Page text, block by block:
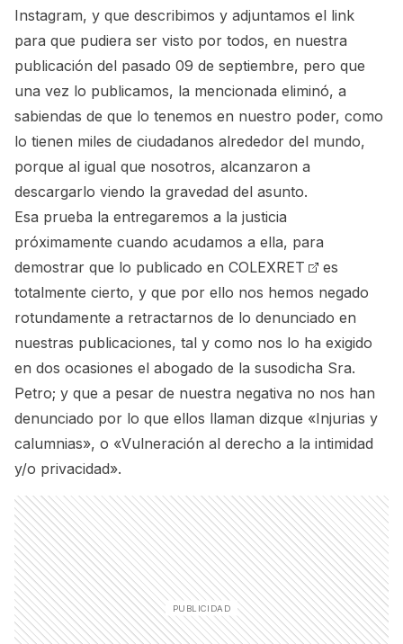
Instagram, y que describimos y adjuntamos el link
para que pudiera ser visto por todos, en nuestra
publicación del pasado 09 de septiembre, pero que
una vez lo publicamos, la mencionada eliminó, a
sabiendas de que lo tenemos en nuestro poder, como
lo tienen miles de ciudadanos alrededor del mundo,
porque al igual que nosotros, alcanzaron a
descargarlo viendo la gravedad del asunto.
Esa prueba la entregaremos a la justicia
próximamente cuando acudamos a ella, para
demostrar que lo publicado en COLEXRET
es
totalmente cierto, y que por ello nos hemos negado
rotundamente a retractarnos de lo denunciado en
nuestras publicaciones, tal y como nos lo ha exigido
en dos ocasiones el abogado de la susodicha Sra.
Petro; y que a pesar de nuestra negativa no nos han
denunciado por lo que ellos llaman dizque «Injurias y
calumnias», o «Vulneración al derecho a la intimidad
y/o privacidad».